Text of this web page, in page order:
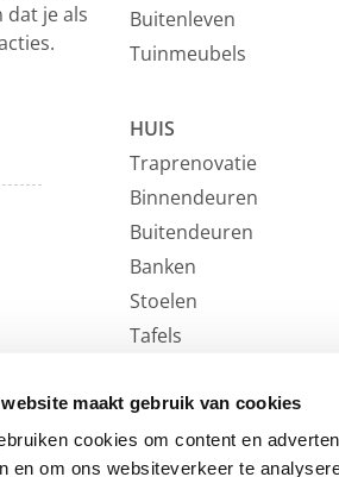
website maakt gebruik van cookies
cookies om content en
en om ons websiteverkeer te
dat je als
Buitenleven
Tuinmeubels
HUIS
Traprenovatie
Binnendeuren
Buitendeuren
Banken
Stoelen
Tafels
Vloeren
Outlet